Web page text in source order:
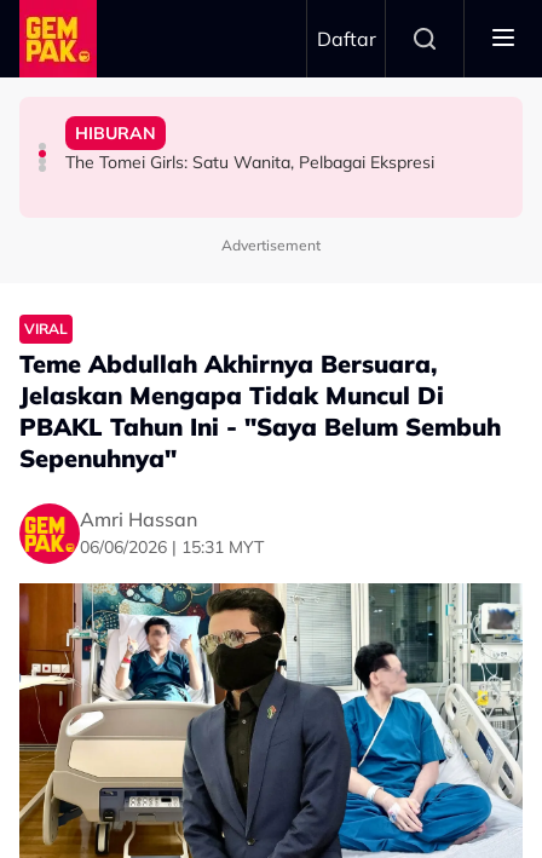
Skip to main content
Daftar
“Jangan Meroyan,Merentan...” - Ammar Alfian Pertahan
Aliff Aziz, Minta Netizen Berhenti Menghukum
HIBURAN
The Tomei Girls: Satu Wanita, Pelbagai Ekspresi
“Mungkin Rupa Saya Sesuai…” – Dipuji Tampan, Aliff
Aziz Anggap M. Nasir Sekadar Bergurau
Iqbal Tolak Tawaran Gimik Bercinta Dengan Artis Cantik
& Popular - “Saya Tak Mahu Main Perasaan Orang
Advertisement
VIRAL
Teme Abdullah Akhirnya Bersuara,
Jelaskan Mengapa Tidak Muncul Di
PBAKL Tahun Ini - "Saya Belum Sembuh
Sepenuhnya"
Amri Hassan
06/06/2026 | 15:31 MYT